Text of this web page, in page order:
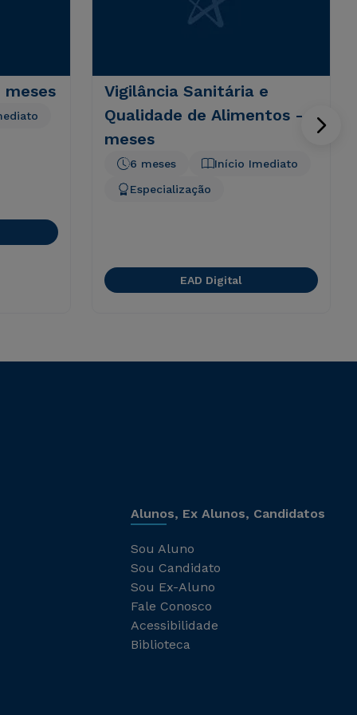
meses
Vigilância Sanitária e
Qualidade de Alimentos - 6
meses
Início Imediato
6 meses
Especialização
EAD Digital
Alunos, Ex Alunos, Candidatos
Sou Aluno
Sou Candidato
Sou Ex-Aluno
Fale Conosco
Acessibilidade
Biblioteca